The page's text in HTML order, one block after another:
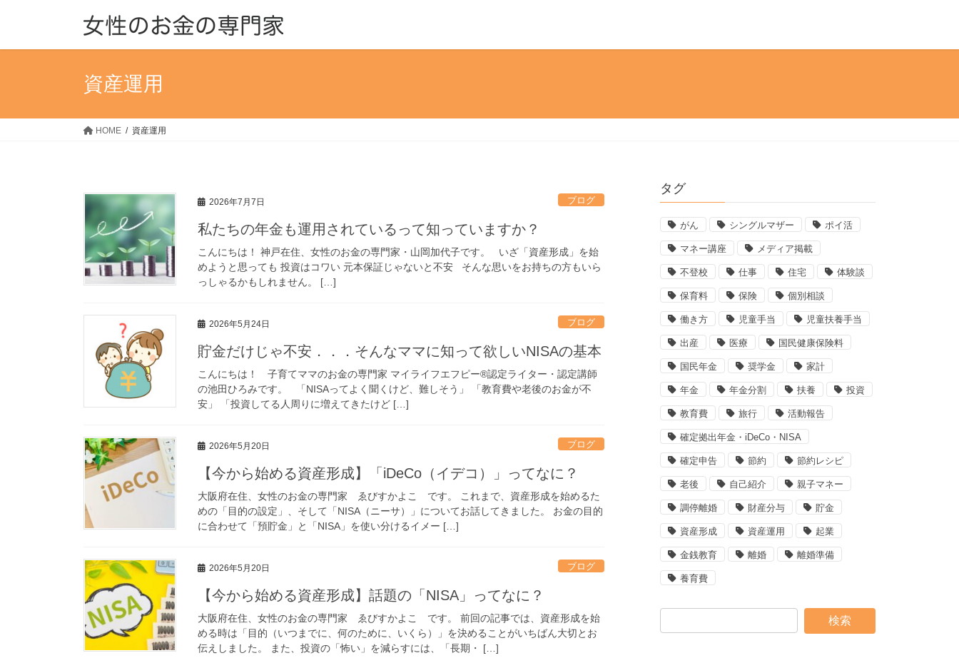
資産運用
HOME 資産運用
2026年7月7日 ブログ
私たちの年金も運用されているって知っていますか？
こんにちは！ 神戸在住、女性のお金の専門家・山岡加代子です。 いざ「資産形成」を始
めようと思っても 投資はコワい 元本保証じゃないと不安 そんな思いをお持ちの方もいら
っしゃるかもしれません。 […]
2026年5月24日 ブログ
貯金だけじゃ不安．．．そんなママに知って欲しいNISAの基本
こんにちは！ 子育てママのお金の専門家 マイライフエフピー®認定ライター・認定講師
の池田ひろみです。 「NISAってよく聞くけど、難しそう」 「教育費や老後のお金が不
安」 「投資してる人周りに増えてきたけど […]
2026年5月20日 ブログ
【今から始める資産形成】「iDeCo（イデコ）」ってなに？
大阪府在住、女性のお金の専門家 ゑびすかよこ です。 これまで、資産形成を始めるた
めの「目的の設定」、そして「NISA（ニーサ）」についてお話してきました。 お金の目的
に合わせて「預貯金」と「NISA」を使い分けるイメー […]
2026年5月20日 ブログ
【今から始める資産形成】話題の「NISA」ってなに？
大阪府在住、女性のお金の専門家 ゑびすかよこ です。 前回の記事では、資産形成を始
める時は「目的（いつまでに、何のために、いくら）」を決めることがいちばん大切とお
伝えしました。 また、投資の「怖い」を減らすには、「長期・ […]
タグ
がん シングルマザー ポイ活
マネー講座 メディア掲載
不登校 仕事 住宅 体験談
保育料 保険 個別相談
働き方 児童手当 児童扶養手当
出産 医療 国民健康保険料
国民年金 奨学金 家計
年金 年金分割 扶養 投資
教育費 旅行 活動報告
確定拠出年金・iDeCo・NISA
確定申告 節約 節約レシピ
老後 自己紹介 親子マネー
調停離婚 財産分与 貯金
資産形成 資産運用 起業
金銭教育 離婚 離婚準備
養育費